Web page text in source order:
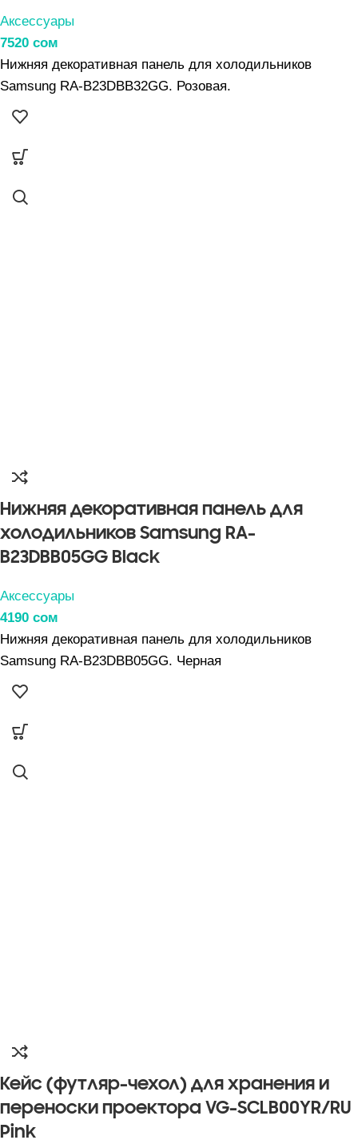
Аксессуары
7520 сом
Нижняя декоративная панель для холодильников
Samsung RA-B23DBB32GG. Розовая.
Нижняя декоративная панель для
холодильников Samsung RA-
B23DBB05GG Black
Аксессуары
4190 сом
Нижняя декоративная панель для холодильников
Samsung RA-B23DBB05GG. Черная
Кейс (футляр-чехол) для хранения и
переноски проектора VG-SCLB00YR/RU
Pink